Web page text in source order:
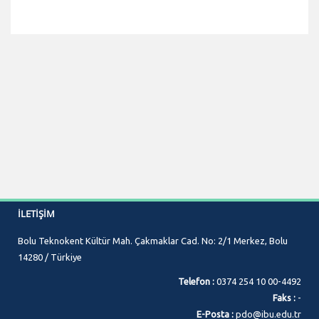
İLETIŞIM
Bolu Teknokent Kültür Mah. Çakmaklar Cad. No: 2/1 Merkez, Bolu
14280 / Türkiye
Telefon : 0374 254 10 00-4492
Faks : -
E-Posta : pdo@ibu.edu.tr